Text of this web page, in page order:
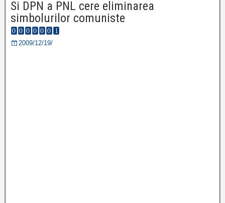
Si DPN a PNL cere eliminarea
simbolurilor comuniste
2009/12/19/